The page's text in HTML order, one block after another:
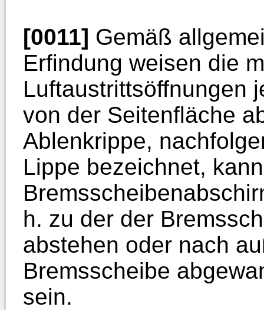
[0011] Gemäß
Erfindung weisen die
Luftaustrittsöffnungen
von der Seitenfläche
Ablenkrippe,
Lippe bezeichnet,
h. zu der der
abstehen oder nach
Bremsscheibe
sein.